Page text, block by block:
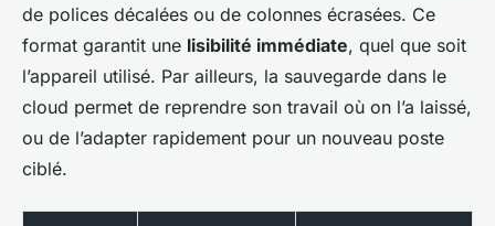
de polices décalées ou de colonnes écrasées. Ce
format garantit une lisibilité immédiate, quel que soit
l’appareil utilisé. Par ailleurs, la sauvegarde dans le
cloud permet de reprendre son travail où on l’a laissé,
ou de l’adapter rapidement pour un nouveau poste
ciblé.